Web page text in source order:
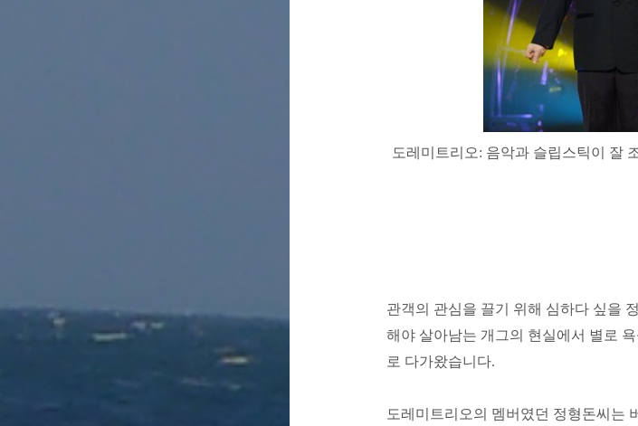
도레미트리오: 음악과 슬립스틱이 잘
관객의 관심을 끌기 위해 심하다 싶을
해야 살아남는 개그의 현실에서 별로
로 다가왔습니다.
도레미트리오의 멤버였던 정형돈씨는